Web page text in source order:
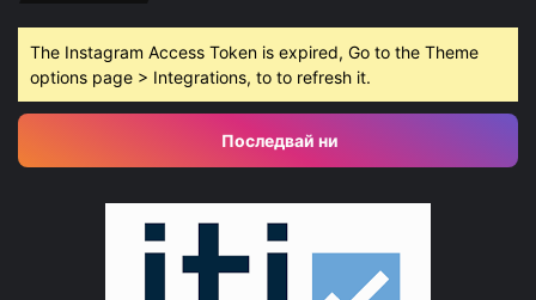
The Instagram Access Token is expired, Go to the Theme
options page > Integrations, to to refresh it.
Последвай ни